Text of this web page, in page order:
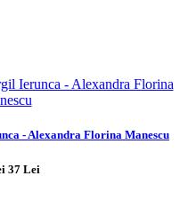
- Alexandra Florina Manescu
37 Lei